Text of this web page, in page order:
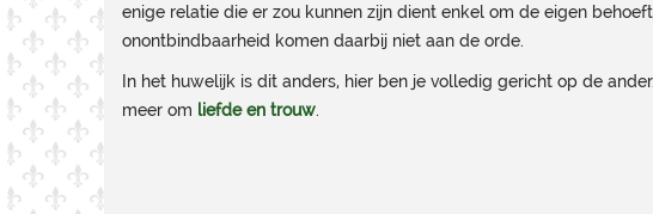
enige relatie die er zou kunnen zijn dient enkel om de eigen
onontbindbaarheid komen daarbij niet aan de orde.
In het huwelijk is dit anders, hier ben je volledig gericht op de
meer om liefde en trouw.